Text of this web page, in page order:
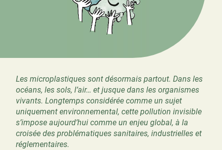
Les microplastiques sont désormais partout. Dans les
océans, les sols, l’air… et jusque dans les organismes
vivants. Longtemps considérée comme un sujet
uniquement environnemental, cette pollution invisible
s’impose aujourd’hui comme un enjeu global, à la
croisée des problématiques sanitaires, industrielles et
réglementaires.